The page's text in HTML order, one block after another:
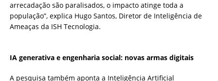
arrecadação são paralisados, o impacto atinge toda a
população”, explica Hugo Santos, Diretor de Inteligência de
Ameaças da ISH Tecnologia.
IA generativa e engenharia social: novas armas digitais
A pesquisa também aponta a Inteligência Artificial